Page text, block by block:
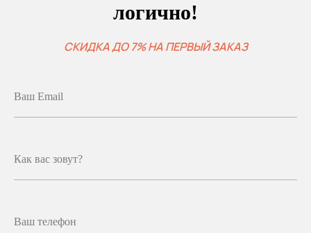
логично!
СКИДКА ДО 7% НА ПЕРВЫЙ ЗАКАЗ
Ваш Email
Как вас зовут?
Ваш телефон